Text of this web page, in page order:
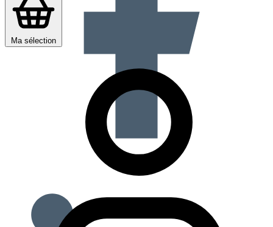
Ma sélection